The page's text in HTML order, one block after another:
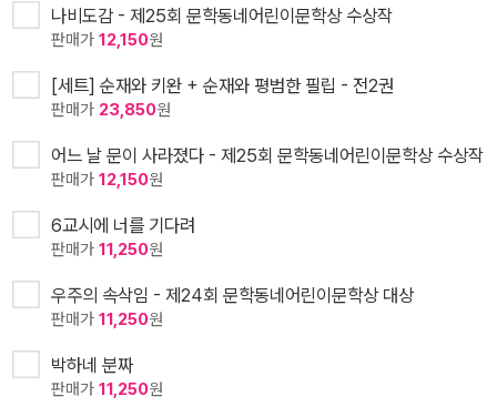
나비도감 - 제25회 문학동네어린이문학상 수상작
판매가 12,150원
[세트] 순재와 키완 + 순재와 평범한 필립 - 전2권
판매가 23,850원
어느 날 문이 사라졌다 - 제25회 문학동네어린이문학상 수상작
판매가 12,150원
6교시에 너를 기다려
판매가 11,250원
우주의 속삭임 - 제24회 문학동네어린이문학상 대상
판매가 11,250원
박하네 분짜
판매가 11,250원